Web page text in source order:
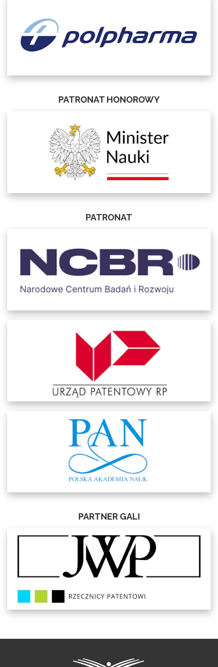
PATRONAT HONOROWY
PATRONAT
PARTNER GALI